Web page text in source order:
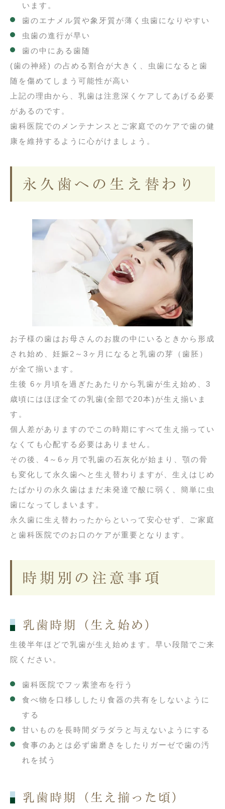
います。
歯のエナメル質や象牙質が薄く虫歯になりやすい
虫歯の進行が早い
歯の中にある歯随
(歯の神経) の占める割合が大きく、虫歯になると歯
随を傷めてしまう可能性が高い
上記の理由から、乳歯は注意深くケアしてあげる必要
があるのです。
歯科医院でのメンテナンスとご家庭でのケアで歯の健
康を維持するように心がけましょう。
永久歯への生え替わり
お子様の歯はお母さんのお腹の中にいるときから形成
され始め、妊娠2～3ヶ月になると乳歯の芽（歯胚）
が全て揃います。
生後 6ヶ月頃を過ぎたあたりから乳歯が生え始め、3
歳頃にはほぼ全ての乳歯(全部で20本)が生え揃いま
す。
個人差がありますのでこの時期にすべて生え揃ってい
なくても心配する必要はありません。
その後、4～6ヶ月で乳歯の石灰化が始まり、顎の骨
も変化して永久歯へと生え替わりますが、生えはじめ
たばかりの永久歯はまだ未発達で酸に弱く、簡単に虫
歯になってしまいます。
永久歯に生え替わったからといって安心せず、ご家庭
と歯科医院でのお口のケアが重要となります。
時期別の注意事項
乳歯時期（生え始め）
生後半年ほどで乳歯が生え始めます。早い段階でご来
院ください。
歯科医院でフッ素塗布を行う
食べ物を口移ししたり食器の共有をしないように
する
甘いものを長時間ダラダラと与えないようにする
食事のあとは必ず歯磨きをしたりガーゼで歯の汚
れを拭う
乳歯時期（生え揃った頃）